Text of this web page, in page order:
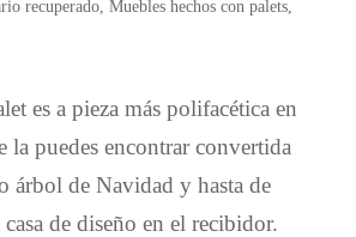
recuperado, Muebles hechos con palets,
es a pieza más polifacética en
la puedes encontrar convertida
árbol de Navidad y hasta de
de diseño en el recibidor.